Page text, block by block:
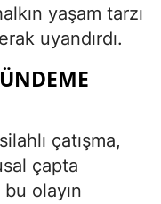
yaşam tarzı
uyandırdı.
çatışma,
çapta
olayın